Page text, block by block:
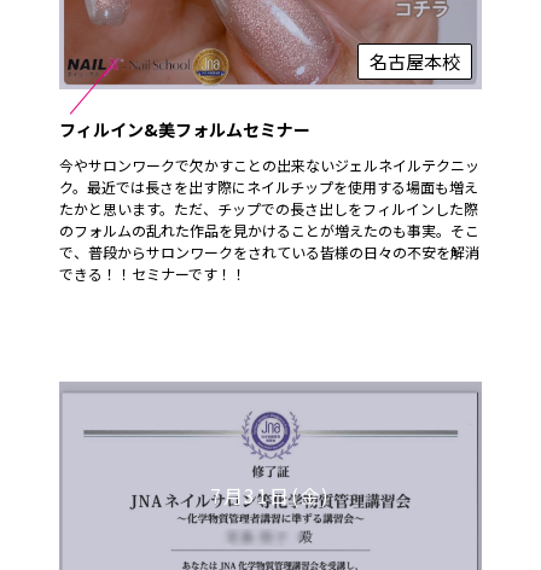
名古屋本校
フィルイン&美フォルムセミナー
今やサロンワークで欠かすことの出来ないジェルネイルテクニッ
ク。最近では長さを出す際にネイルチップを使用する場面も増え
たかと思います。ただ、チップでの長さ出しをフィルインした際
のフォルムの乱れた作品を見かけることが増えたのも事実。そこ
で、普段からサロンワークをされている皆様の日々の不安を解消
できる！！セミナーです！！
7月31日(金)